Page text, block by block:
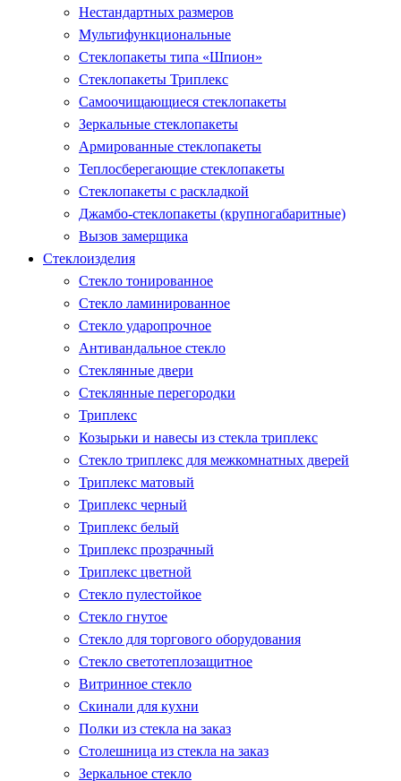
Нестандартных размеров
Мультифункциональные
Стеклопакеты типа «Шпион»
Стеклопакеты Триплекс
Самоочищающиеся стеклопакеты
Зеркальные стеклопакеты
Армированные стеклопакеты
Теплосберегающие стеклопакеты
Стеклопакеты с раскладкой
Джамбо-стеклопакеты (крупногабаритные)
Вызов замерщика
Стеклоизделия
Стекло тонированное
Стекло ламинированное
Стекло ударопрочное
Антивандальное стекло
Стеклянные двери
Стеклянные перегородки
Триплекс
Козырьки и навесы из стекла триплекс
Стекло триплекс для межкомнатных дверей
Триплекс матовый
Триплекс черный
Триплекс белый
Триплекс прозрачный
Триплекс цветной
Стекло пулестойкое
Стекло гнутое
Стекло для торгового оборудования
Стекло светотеплозащитное
Витринное стекло
Скинали для кухни
Полки из стекла на заказ
Столешница из стекла на заказ
Зеркальное стекло